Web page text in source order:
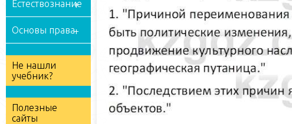
Естествознание
Основы права
Не нашли
учебник?
Полезные
сайты